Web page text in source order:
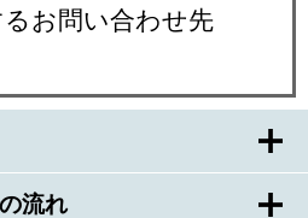
流れ
お問い合わせ先